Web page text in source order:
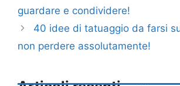
guardare e condividere!
40 idee di tatuaggio da farsi
non perdere assolutamente!